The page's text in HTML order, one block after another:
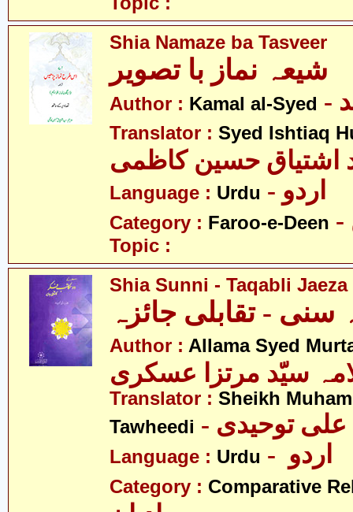
Shia Namaze ba Tasveer
شیعہ نماز با تصویر
Author : Kamal al-Syed
Translator : Syed Ishtiaq
اشتیاق حسین کاظمی
Language : Urdu - اردو
Category : Faroo-e-Deen
Topic :
Shia Sunni - Taqabli Jaeza
سنی - تقابلی جائزہ
Author : Allama Syed
سیّد مرتزا عسکری
Translator : Sheikh
Tawheedi
Language : Urdu
Category : Comparative